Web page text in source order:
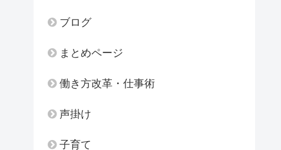
ブログ
まとめページ
働き方改革・仕事術
声掛け
子育て